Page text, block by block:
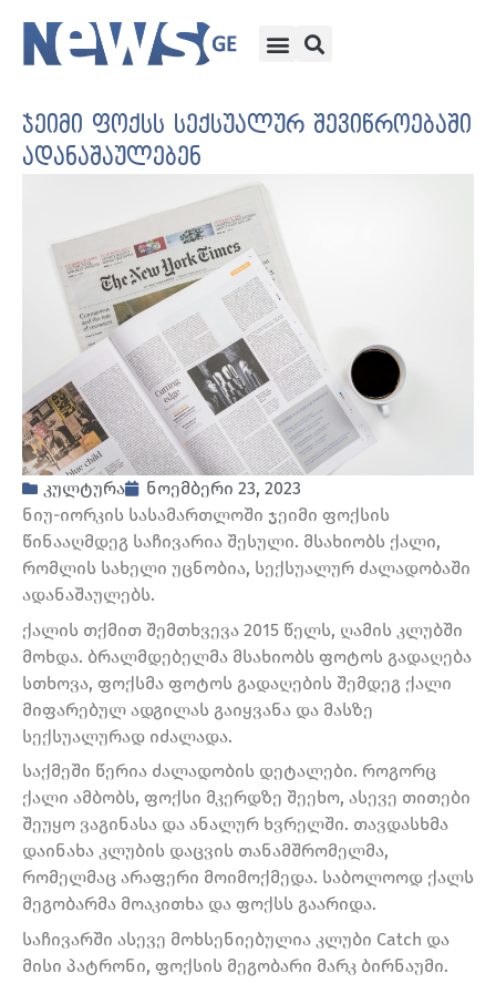
ჯეიმი ფოქსს სექსუალურ შევიწროებაში
ადანაშაულებენ
კულტურა
ნოემბერი 23, 2023
ნიუ-იორკის სასამართლოში ჯეიმი ფოქსის
წინააღმდეგ საჩივარია შესული. მსახიობს ქალი,
რომლის სახელი უცნობია, სექსუალურ ძალადობაში
ადანაშაულებს.
ქალის თქმით შემთხვევა 2015 წელს, ღამის კლუბში
მოხდა. ბრალმდებელმა მსახიობს ფოტოს გადაღება
სთხოვა, ფოქსმა ფოტოს გადაღების შემდეგ ქალი
მიფარებულ ადგილას გაიყვანა და მასზე
სექსუალურად იძალადა.
საქმეში წერია ძალადობის დეტალები. როგორც
ქალი ამბობს, ფოქსი მკერდზე შეეხო, ასევე თითები
შეუყო ვაგინასა და ანალურ ხვრელში. თავდასხმა
დაინახა კლუბის დაცვის თანამშრომელმა,
რომელმაც არაფერი მოიმოქმედა. საბოლოოდ ქალს
მეგობარმა მოაკითხა და ფოქსს გაარიდა.
საჩივარში ასევე მოხსენიებულია კლუბი Catch და
მისი პატრონი, ფოქსის მეგობარი მარკ ბირნაუმი.